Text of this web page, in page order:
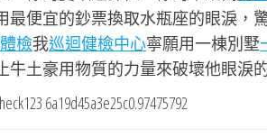
最便宜的鈔票換取水瓶座的眼淚，
檢我巡迴健檢中心寧願用一棟別墅
牛土豪用物質的力量來破壞他眼淚
6a19d45a3e25c0.97475792